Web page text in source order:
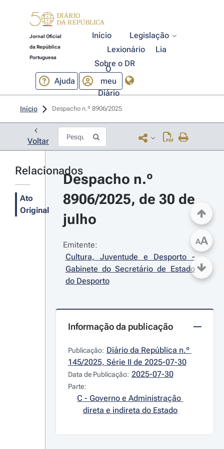
Jornal Oficial
da República
Portuguesa
Início
Legislação
Lexionário
Lia
Sobre o DR
Ajuda
O
meu
Diário
Início Despacho n.º 8906/2025
Voltar
Relacionados
Ato
Original
Despacho n.º
8906/2025, de 30 de
julho
Emitente:
Cultura, Juventude e Desporto -
Gabinete do Secretário de Estado
do Desporto
Informação da publicação
Publicação: Diário da República n.º
145/2025, Série II de 2025-07-30
Data de Publicação: 2025-07-30
Parte:
C - Governo e Administração
direta e indireta do Estado
AA